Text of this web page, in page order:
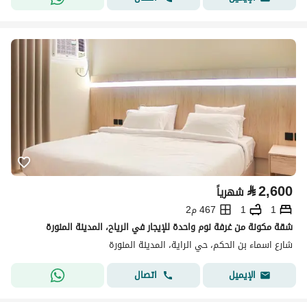
⃁2,600 شهرياً
1
1
467 م2
شقة مكونة من غرفة نوم واحدة للإيجار في الرياح، المدينة المنورة
شارع اسماء بن الحكم، حي الراية، المدينة المنورة
الإيميل
اتصال